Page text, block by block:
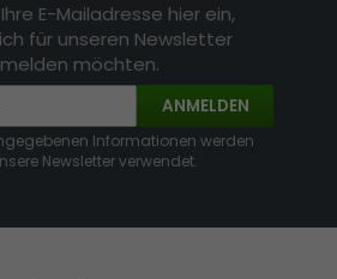
E-Mailadresse hier ein,
für unseren Newsletter
möchten.
ANMELDEN
Informationen werden
Newsletter verwendet.